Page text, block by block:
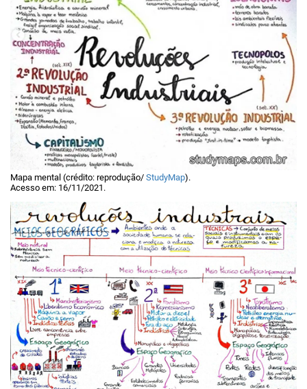
Mapa mental (crédito: reprodução/ StudyMap).
Acesso em: 16/11/2021.